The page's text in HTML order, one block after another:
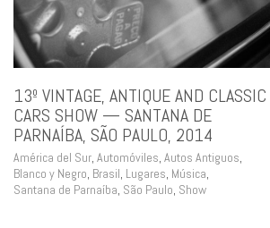
13º VINTAGE, ANTIQUE AND CLASSIC
CARS SHOW — SANTANA DE
PARNAÍBA, SÃO PAULO, 2014
América del Sur, Automóviles, Autos Antiguos,
Blanco y Negro, Brasil, Lugares, Música,
Santana de Parnaíba, São Paulo, Show